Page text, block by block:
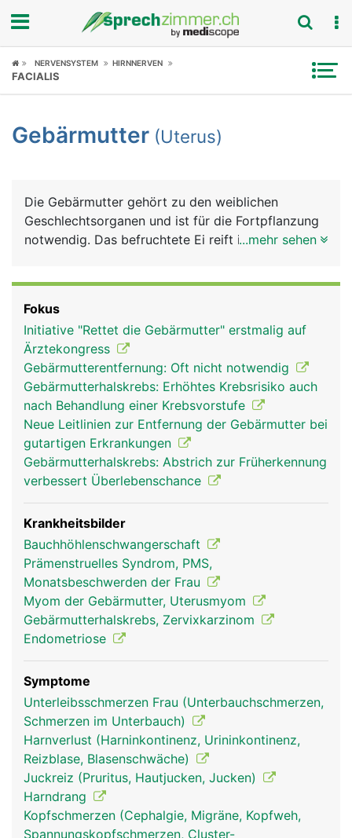
Fokus
Symptome
News
Rubriken
NERVENSYSTEM HIRNNERVEN
FACIALIS
Gebärmutter (Uterus)
Die Gebärmutter gehört zu den weiblichen
Geschlechtsorganen und ist für die Fortpflanzung
notwendig. Das befruchtete Ei reift in der...mehr sehen
Fokus
Initiative "Rettet die Gebärmutter" erstmalig auf
Ärztekongress
Gebärmutterentfernung: Oft nicht notwendig
Gebärmutterhalskrebs: Erhöhtes Krebsrisiko auch
nach Behandlung einer Krebsvorstufe
Neue Leitlinien zur Entfernung der Gebärmutter bei
gutartigen Erkrankungen
Gebärmutterhalskrebs: Abstrich zur Früherkennung
verbessert Überlebenschance
Krankheitsbilder
Bauchhöhlenschwangerschaft
Prämenstruelles Syndrom, PMS,
Monatsbeschwerden der Frau
Myom der Gebärmutter, Uterusmyom
Gebärmutterhalskrebs, Zervixkarzinom
Endometriose
Symptome
Unterleibsschmerzen Frau (Unterbauchschmerzen,
Schmerzen im Unterbauch)
Harnverlust (Harninkontinenz, Urininkontinenz,
Reizblase, Blasenschwäche)
Juckreiz (Pruritus, Hautjucken, Jucken)
Harndrang
Kopfschmerzen (Cephalgie, Migräne, Kopfweh,
Spannungskopfschmerzen, Cluster-